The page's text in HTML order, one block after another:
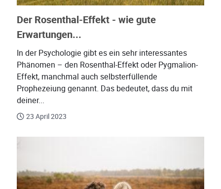
Der Rosenthal-Effekt - wie gute
Erwartungen...
In der Psychologie gibt es ein sehr interessantes
Phänomen – den Rosenthal-Effekt oder Pygmalion-
Effekt, manchmal auch selbsterfüllende
Prophezeiung genannt. Das bedeutet, dass du mit
deiner...
23 April 2023